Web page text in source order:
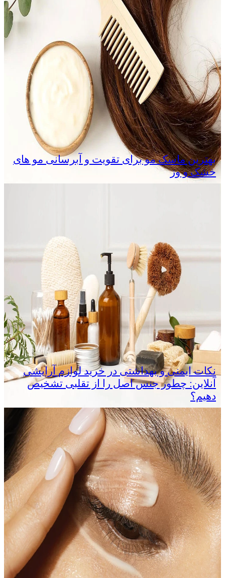
بهترین ماسک مو برای تقویت و آبرسانی مو های
خشک و وز
نکات ایمنی و بهداشتی در خرید لوازم آرایشی
آنلاین: چطور جنس اصل را از تقلبی تشخیص
دهیم؟